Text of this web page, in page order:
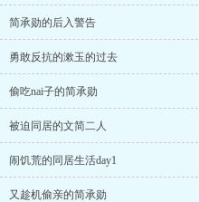
简承勋的后入警告
勇敢反抗的漱玉的过去
偷吃nai子的简承勋
被迫同居的文简二人
闹饥荒的同居生活day1
又趁机偷亲的简承勋